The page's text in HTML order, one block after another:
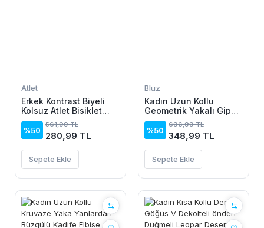
Atlet
Erkek Kontrast Biyeli
Kolsuz Atlet Bisiklet
Yaka Yazlık Basic Atlet
- Turkuaz
%50
561,99 TL
280,99 TL
Sepete Ekle
Bluz
Kadın Uzun Kollu
Geometrik Yakalı Gipe
Detaylı Krep Bluz
%50
696,99 TL
348,99 TL
Sepete Ekle